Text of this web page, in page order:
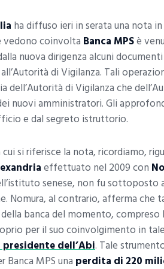
ha diffuso ieri in serata una nota
vedono coinvolta Banca MPSè
nuova dirigenza alcuni
di Vigilanza. Tali
dell’Autorità di Vigilanza che
nuovi amministratori. Gli
e dal segreto istruttorio.
si riferisce la nota, ricordiamo,
effettuato nel 2009 con
senese, non fu sottoposto
Nomura, al contrario, afferma
banca del momento, compreso
per il suo coinvolgimento in
dell’Abi. Tale
MPS una perdita di 220